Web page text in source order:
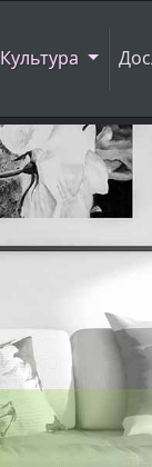
Культура